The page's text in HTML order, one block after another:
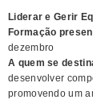
Liderar e Gerir
Formação
dezembro
A quem se
desenvolver
promovendo um